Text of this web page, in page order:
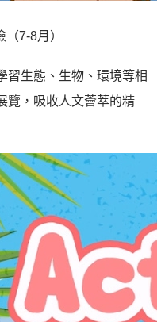
（7-8月）
習生態、生物、環境等相
覽，吸收人文薈萃的精